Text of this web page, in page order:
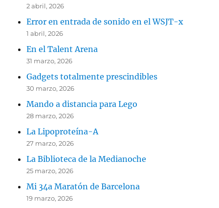
2 abril, 2026
Error en entrada de sonido en el WSJT-x
1 abril, 2026
En el Talent Arena
31 marzo, 2026
Gadgets totalmente prescindibles
30 marzo, 2026
Mando a distancia para Lego
28 marzo, 2026
La Lipoproteína-A
27 marzo, 2026
La Biblioteca de la Medianoche
25 marzo, 2026
Mi 34a Maratón de Barcelona
19 marzo, 2026